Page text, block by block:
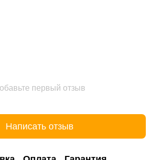
первый отзыв
Написать отзыв